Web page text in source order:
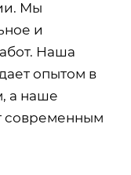
Мы
и
Наша
опытом в
а наше
современным